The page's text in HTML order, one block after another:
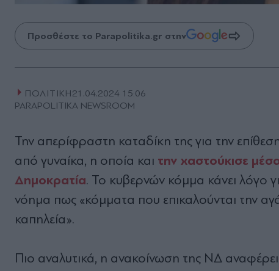
Προσθέστε το Parapolitika.gr στην
ΠΟΛΙΤΙΚΗ21.04.2024 15:06
PARAPOLITIKA NEWSROOM
Την απερίφραστη καταδίκη της για την
από γυναίκα, η οποία και την χαστούκισε
Δημοκρατία. Το κυβερνών κόμμα κάνει λόγο
νόημα πως «κόμματα που επικαλούνται την
καπηλεία».
Πιο αναλυτικά, η ανακοίνωση της ΝΔ αναφέρει